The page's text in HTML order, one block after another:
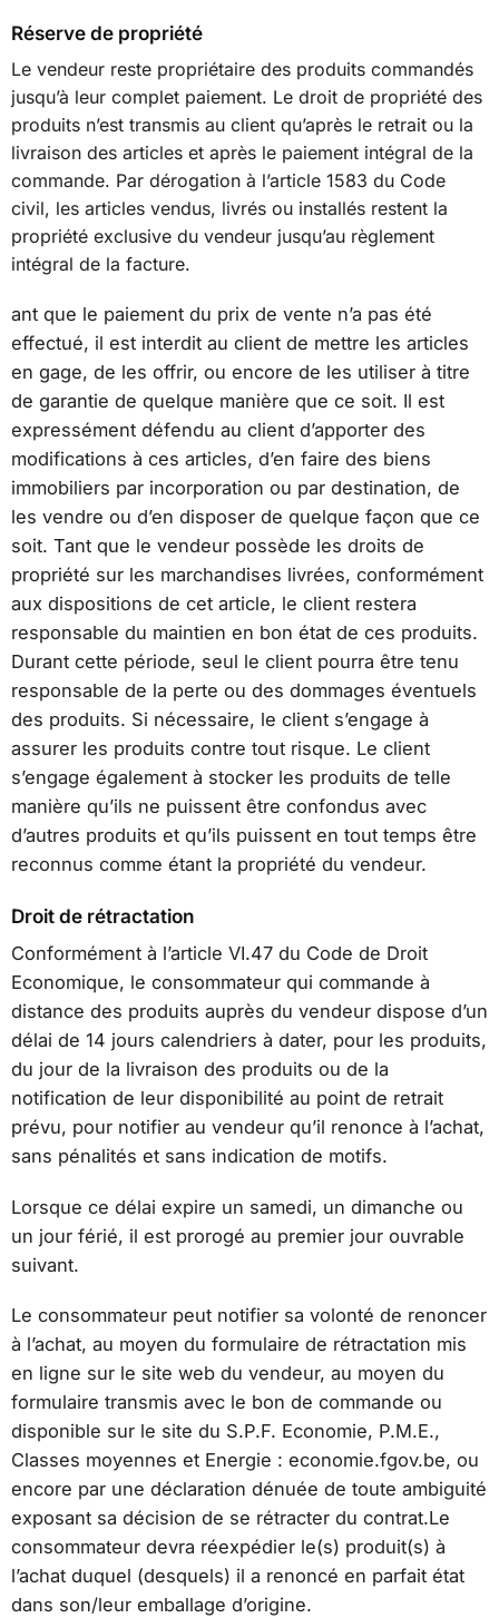
Réserve de propriété
Le vendeur reste propriétaire des produits commandés
jusqu’à leur complet paiement. Le droit de propriété des
produits n’est transmis au client qu’après le retrait ou la
livraison des articles et après le paiement intégral de la
commande. Par dérogation à l’article 1583 du Code
civil, les articles vendus, livrés ou installés restent la
propriété exclusive du vendeur jusqu’au règlement
intégral de la facture.
ant que le paiement du prix de vente n’a pas été
effectué, il est interdit au client de mettre les articles
en gage, de les offrir, ou encore de les utiliser à titre
de garantie de quelque manière que ce soit. Il est
expressément défendu au client d’apporter des
modifications à ces articles, d’en faire des biens
immobiliers par incorporation ou par destination, de
les vendre ou d’en disposer de quelque façon que ce
soit. Tant que le vendeur possède les droits de
propriété sur les marchandises livrées, conformément
aux dispositions de cet article, le client restera
responsable du maintien en bon état de ces produits.
Durant cette période, seul le client pourra être tenu
responsable de la perte ou des dommages éventuels
des produits. Si nécessaire, le client s’engage à
assurer les produits contre tout risque. Le client
s’engage également à stocker les produits de telle
manière qu’ils ne puissent être confondus avec
d’autres produits et qu’ils puissent en tout temps être
reconnus comme étant la propriété du vendeur.
Droit de rétractation
Conformément à l’article VI.47 du Code de Droit
Economique, le consommateur qui commande à
distance des produits auprès du vendeur dispose d’un
délai de 14 jours calendriers à dater, pour les produits,
du jour de la livraison des produits ou de la
notification de leur disponibilité au point de retrait
prévu, pour notifier au vendeur qu’il renonce à l’achat,
sans pénalités et sans indication de motifs.
Lorsque ce délai expire un samedi, un dimanche ou
un jour férié, il est prorogé au premier jour ouvrable
suivant.
Le consommateur peut notifier sa volonté de renoncer
à l’achat, au moyen du formulaire de rétractation mis
en ligne sur le site web du vendeur, au moyen du
formulaire transmis avec le bon de commande ou
disponible sur le site du S.P.F. Economie, P.M.E.,
Classes moyennes et Energie : economie.fgov.be, ou
encore par une déclaration dénuée de toute ambiguité
exposant sa décision de se rétracter du contrat.Le
consommateur devra réexpédier le(s) produit(s) à
l’achat duquel (desquels) il a renoncé en parfait état
dans son/leur emballage d’origine.